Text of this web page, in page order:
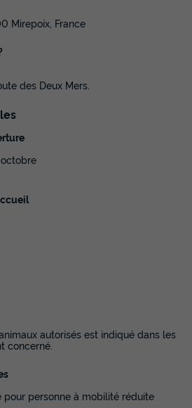
Mirepoix, France
des Deux Mers.
autorisés est indiqué dans les
concerné.
personne à mobilité réduite